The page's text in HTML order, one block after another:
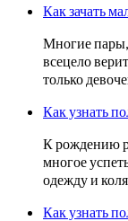
Как зачать
Многие
всецело
только
Как узнать
К рождению
многое
одежду и
Как узнать